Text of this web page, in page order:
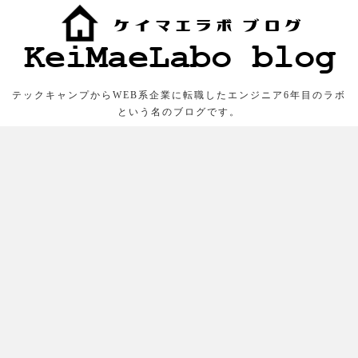
テックキャンプからWEB系企業に転職したエンジニア6年目のラボ
という名のブログです。